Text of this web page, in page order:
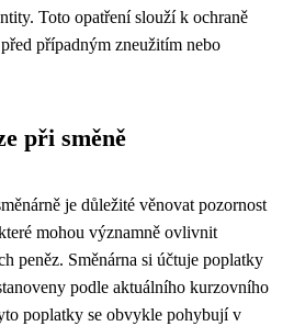
Toto opatření slouží k ochraně
případným zneužitím nebo
při směně
je důležité věnovat pozornost
mohou významně ovlivnit
peněz. Směnárna si účtuje poplatky
podle aktuálního kurzovního
poplatky se obvykle pohybují v